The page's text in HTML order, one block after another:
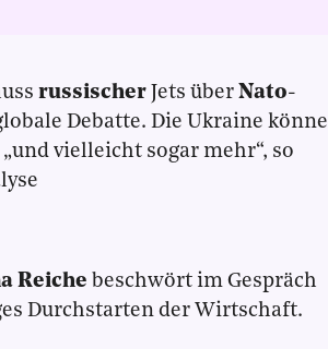
russischer Jets über Nato-
Debatte. Die Ukraine könne
vielleicht sogar mehr“, so
Reiche beschwört im Gespräch
Durchstarten der Wirtschaft.